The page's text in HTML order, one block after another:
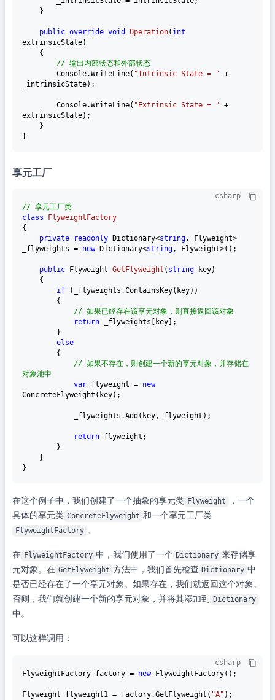
public override void Operation( int
extrinsicState)
// 输出内部状态和外部状态
        Console.WriteLine(
"Intrinsic State = " +
_intrinsicState);
        Console.WriteLine(
"Extrinsic State = " +
extrinsicState);
享元工厂
csharp
// 享元工厂类
class
FlyweightFactory
{
private
readonly Dictionary<string, Flyweight>
_flyweights = new Dictionary<string, Flyweight>();
public Flyweight GetFlyweight ( string key)
if (_flyweights.ContainsKey(key))
// 如果已经存在该享元对象，则直接返回该对象
return _flyweights[key];
else
// 如果不存在，则创建一个新的享元对象，并存储在
对象池中
var flyweight = new
ConcreteFlyweight(key);
return flyweight;
在这个例子中，我们创建了一个抽象的享元类 Flyweight
，一个
具体的享元类 ConcreteFlyweight 和一个享元工厂类
FlyweightFactory 。
在 FlyweightFactory 中，我们使用了一个 Dictionary 来存储享
元对象。在 GetFlyweight 方法中，我们首先检查 Dictionary 中
是否已经存在了一个享元对象。如果存在，我们就返回这个对象。
否则，我们就创建一个新的享元对象，并将其添加到 Dictionary
中。
可以这样调用：
csharp
FlyweightFactory factory = new FlyweightFactory();
Flyweight flyweight1 = factory.GetFlyweight( "A" );